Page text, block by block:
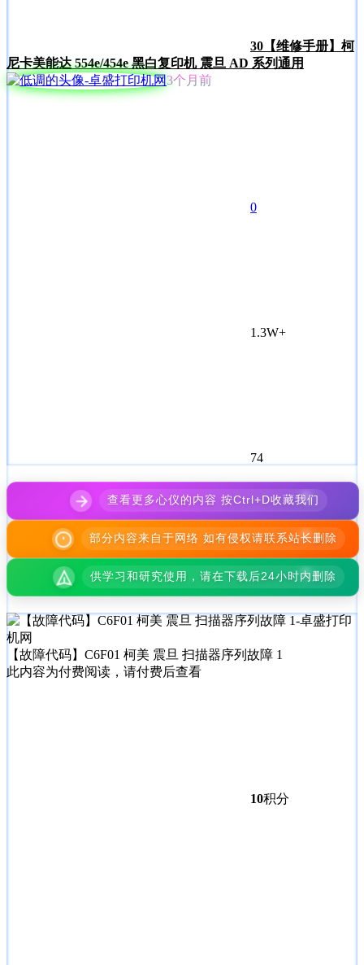
30 【维修手册】柯
尼卡美能达 554e/454e 黑白复印机 震旦 AD 系列通用
3个月前
0
1.3W+
74
查看更多心仪的内容 按Ctrl+D收藏我们
部分内容来自于网络 如有侵权请联系站长删除
供学习和研究使用，请在下载后24小时内删除
【故障代码】C6F01 柯美 震旦 扫描器序列故障 1
此内容为付费阅读，请付费后查看
10积分